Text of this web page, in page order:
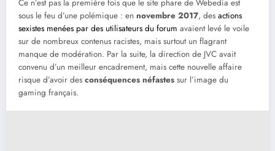
Ce n’est pas la première fois que le site phare de Webedia est
sous le feu d’une polémique : en novembre 2017, des actions
sexistes menées par des utilisateurs du forum avaient levé le voile
sur de nombreux contenus racistes, mais surtout un flagrant
manque de modération. Par la suite, la direction de JVC avait
convenu d’un meilleur encadrement, mais cette nouvelle affaire
risque d’avoir des conséquences néfastes sur l’image du
gaming français.